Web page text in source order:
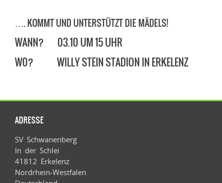
…. KOMMT UND UNTERSTÜTZT DIE MÄDELS!
WANN? 03.10 UM 15 UHR
W0? WILLY STEIN STADION IN ERKELENZ
ADRESSE
SV Schwanenberg
In der Schlei
41812 Erkelenz
Nordrhein-Westfalen